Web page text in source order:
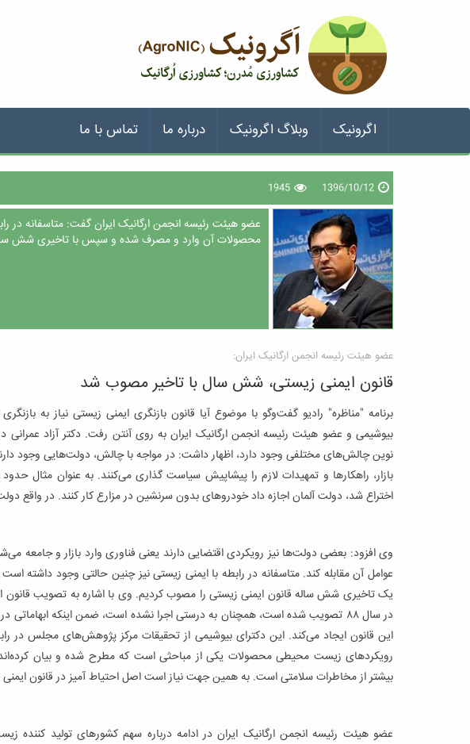
اگرونیک وبلاگ اگرونیک درباره ما تماس با ما
1396/10/12
1945
عضو هیئت رئیسه انجمن ارگانیک ایران گفت: متاسفانه در
محصولات آن وارد و مصرف شده و سپس با تاخیری شش
عضو هیئت رئیسه انجمن ارگانیک ایران:
قانون ایمنی زیستی، شش سال با تاخیر مصوب شد
برنامه "مناظره" رادیو گفت‌و‌گو با موضوع آیا قانون بازنگری ایمنی زیستی نیاز به
بیوشیمی‌ و عضو هیئت رئیسه انجمن ارگانیک ایران به روی آنتن رفت. دکتر آزاد عمرانی در
نوین چالش‌های مختلفی وجود دارد، اظهار داشت: در مواجه با چالش، دولت‌هایی وجود
بازار، راهکارها و تمهیدات لازم را پیشاپیش سیاست گذاری می‌کنند. به عنوان مثال
اختراع شد، دولت آلمان اجازه داد خودروهای بدون سرنشین در مزارع کار کنند. در واقع
وی افزود: بعضی دولت‌ها نیز رویکردی اقتضایی دارند یعنی فناوری وارد بازار و جامعه
عوامل آن مقابله کند. متاسفانه در رابطه با ایمنی زیستی نیز چنین حالتی وجود
در سال ۸۸ تصویب شده است، همچنان به درستی اجرا نشده است، ضمن اینکه
این قانون ایجاد می‌کند. این دکترای بیوشیمی‌ از تحقیقات مرکز پژوهش‌های مجلس در
رویکردهای زیست محیطی محصولات یکی از مباحثی است که مطرح شده و بیان
بیشتر از مخاطرات سلامتی است. به همین جهت نیاز است اصل احتیاط آمیز در قانون
عضو هیئت رئیسه انجمن ارگانیک ایران در ادامه درباره سهم کشورهای تولید کننده